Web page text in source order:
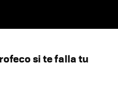
si te falla tu